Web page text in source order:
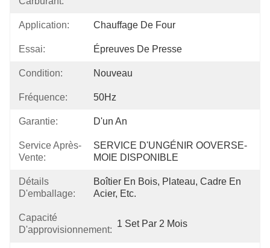
Application: Chauffage De Four
Essai: Épreuves De Presse
Condition: Nouveau
Fréquence: 50Hz
Garantie: D'un An
Service Après-
Vente:
SERVICE D'UNGÉNIR OOVERSE-
MOIE DISPONIBLE
Détails
D'emballage:
Boîtier En Bois, Plateau, Cadre En
Acier, Etc.
Capacité
D'approvisionnement:
1 Set Par 2 Mois